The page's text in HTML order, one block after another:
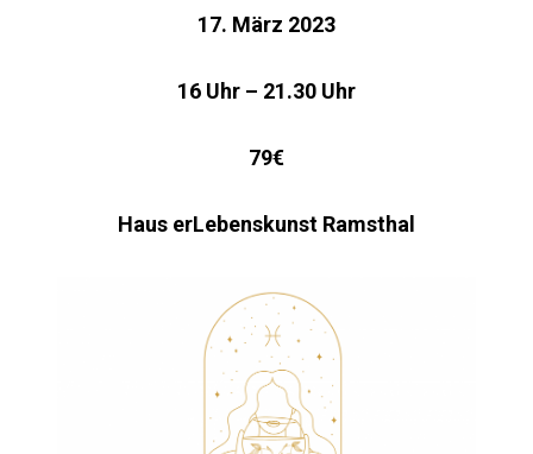
17. März 2023
16 Uhr – 21.30 Uhr
79€
Haus erLebenskunst Ramsthal